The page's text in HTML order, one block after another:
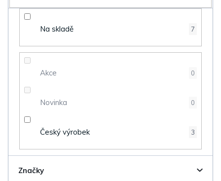
o
Na skladě 7
Akce 0
Novinka 0
Český výrobek 3
Značky